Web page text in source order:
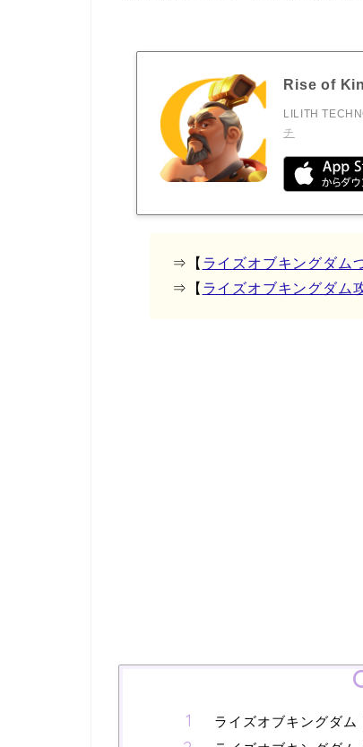
Rise of
LILITH
チ
⇒【 ライズオブキングダム
⇒【 ライズオブキングダム
ライズオブキングダム